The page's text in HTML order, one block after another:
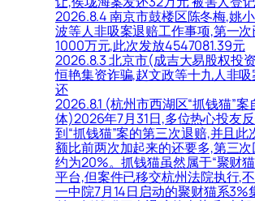
2026.8.4 南京市鼓楼区陈冬梅,姚
波等人非吸案退赔工作事项,第一
1000万元,此次发放4547081.39元
2026.8.3 北京市(成吉大易股权投
恒艳集资诈骗,赵文政等十九人非
还
2026.8.1 (杭州市西湖区“抓钱猫”案
体)2026年7月31日,多位热心投友
到“抓钱猫”案的第三次退赔,并且此
额比前两次加起来的还要多,第三
约为20%。抓钱猫虽然属于“聚财
平台,但案件已移交杭州法院执行,
一中院7月14日启动的聚财猫系3%